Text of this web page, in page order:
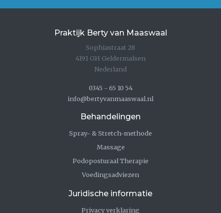
Praktijk Berty van Maaswaal
Sophiastraat 28
4191 GH Geldermalsen
Nederland
0345 - 65 10 54
info@bertyvanmaaswaal.nl
Behandelingen
Spray- & Stretch-methode
Massage
Podoposturaal Therapie
Voedingsadviezen
Juridische informatie
Privacy verklaring